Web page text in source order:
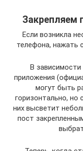
Закрепляем
Если возникла
телефона, нажать
В
приложения
могут быть
горизонтально, но
них высветит
пост